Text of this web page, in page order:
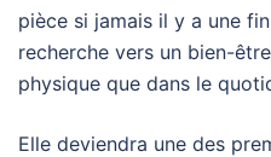
pièce si jamais il y a une
recherche vers un bien-
physique que dans le
Elle deviendra une des